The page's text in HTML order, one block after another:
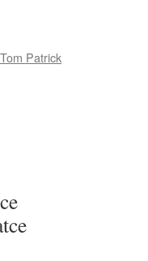
Tom Patrick